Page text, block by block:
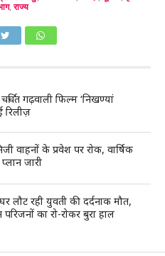
,राज्य
गढ़वाली फिल्म ‘निखण्यां
रिलीज़
वाहनों के प्रवेश पर रोक, वार्षिक
जारी
लौट रही युवती की दर्दनाक मौत,
का रो-रोकर बुरा हाल